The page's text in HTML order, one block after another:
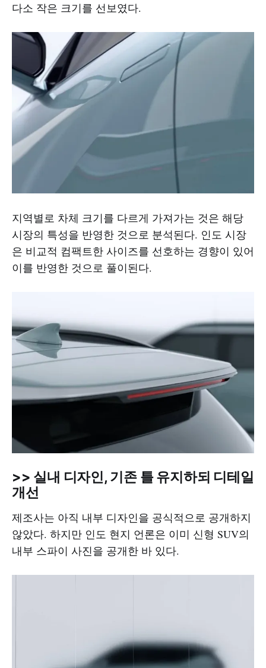
다소 작은 크기를 선보였다.
지역별로 차체 크기를 다르게 가져가는 것은 해당
시장의 특성을 반영한 것으로 분석된다. 인도 시장
은 비교적 컴팩트한 사이즈를 선호하는 경향이 있어
이를 반영한 것으로 풀이된다.
>> 실내 디자인, 기존 틀 유지하되 디테일
개선
제조사는 아직 내부 디자인을 공식적으로 공개하지
않았다. 하지만 인도 현지 언론은 이미 신형 SUV의
내부 스파이 사진을 공개한 바 있다.